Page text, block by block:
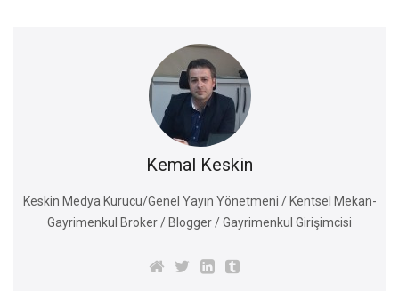
Kemal Keskin
Keskin Medya Kurucu/Genel Yayın Yönetmeni / Kentsel Mekan-
Gayrimenkul Broker / Blogger / Gayrimenkul Girişimcisi